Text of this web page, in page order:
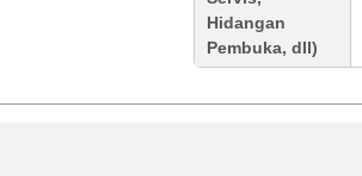
Hidangan
Pembuka, dll)